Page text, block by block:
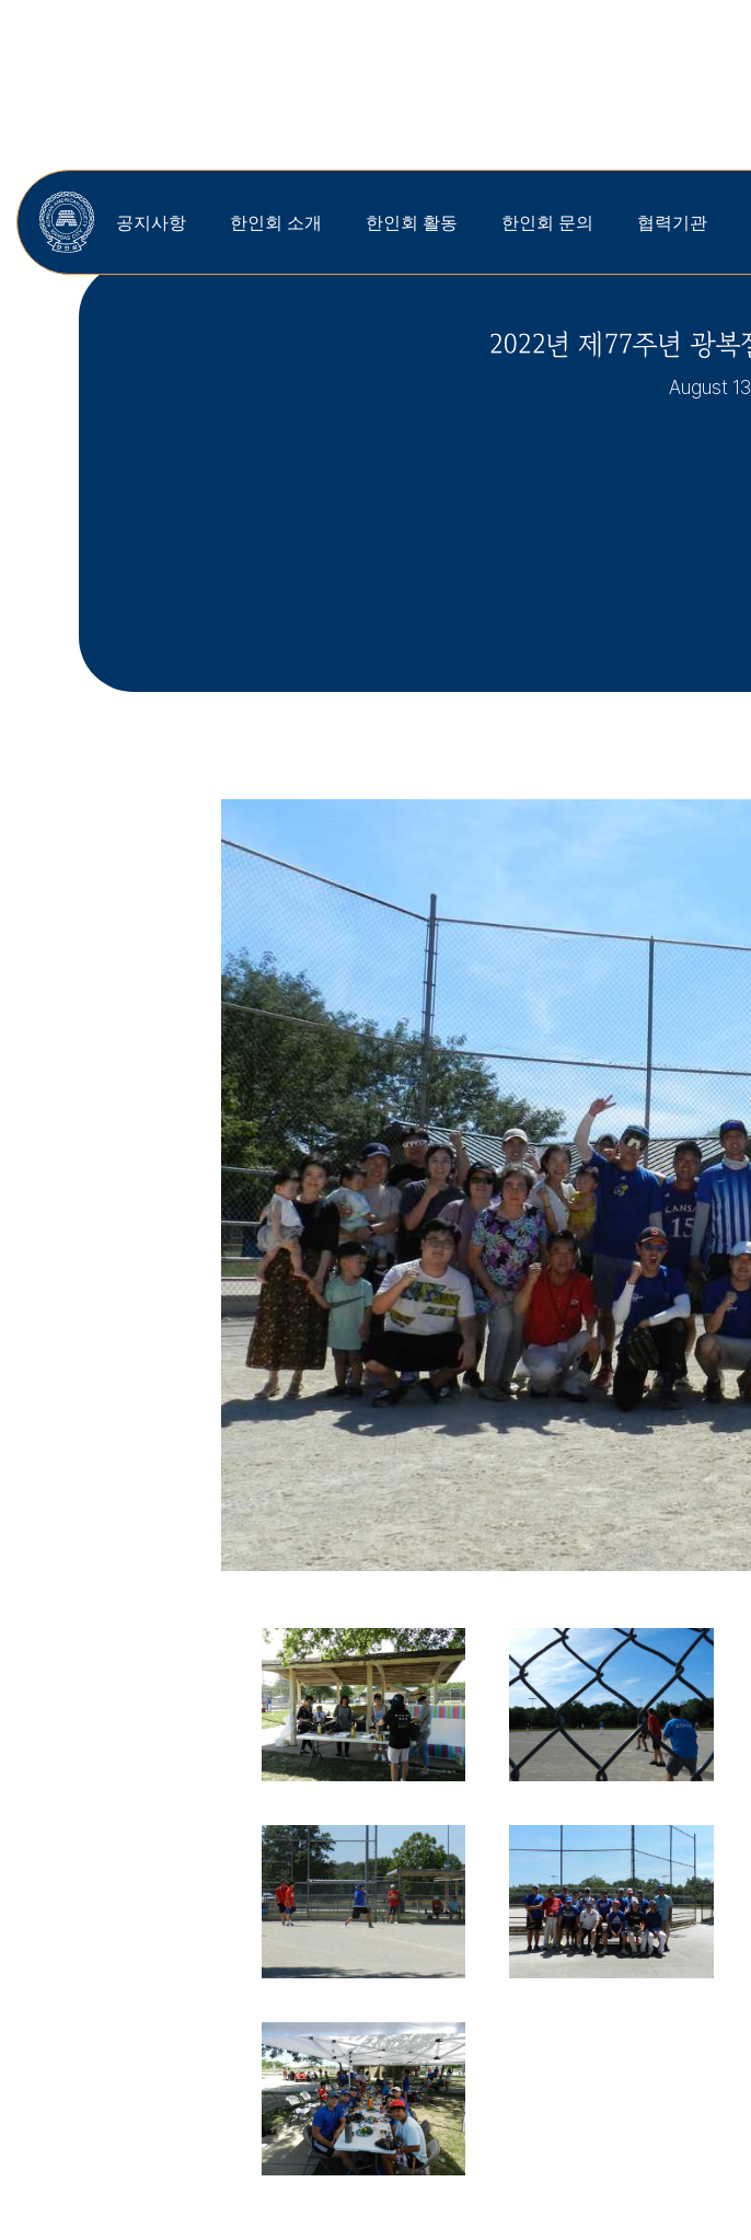
공지사항 한인회 소개 한인회 활동 한인회 문의 협력기관
2022년 제77주년 광복
August